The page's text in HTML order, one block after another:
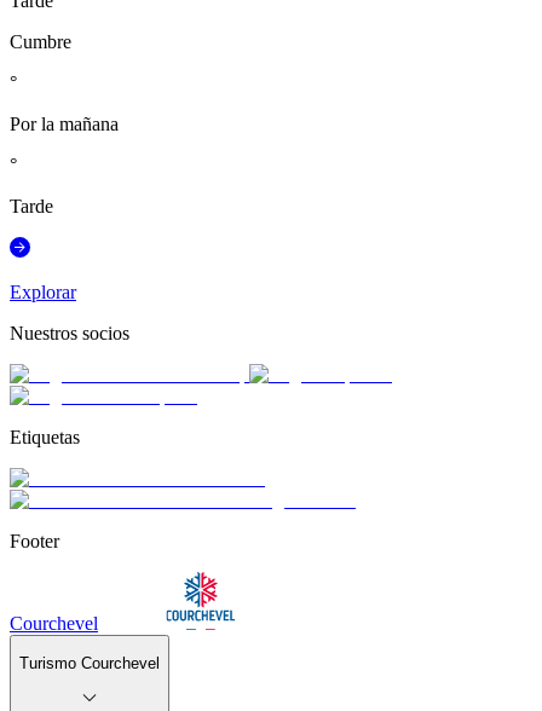
Cumbre
°
Por la mañana
°
Tarde
Explorar
Nuestros socios
Etiquetas
Footer
Courchevel
Turismo Courchevel